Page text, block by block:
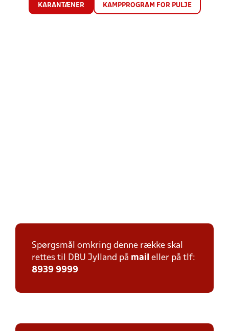
KARANTÆNER KAMPPROGRAM FOR PULJE
Spørgsmål omkring denne række skal
rettes til DBU Jylland på mail eller på tlf:
8939 9999